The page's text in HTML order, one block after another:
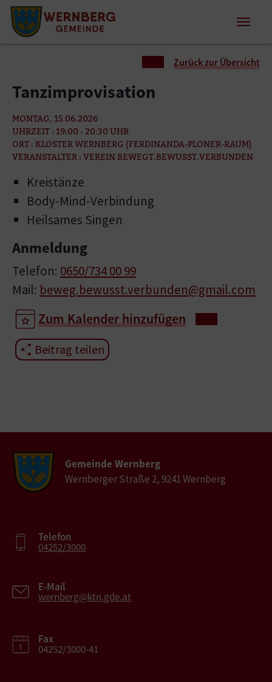
Zum Inhalt springen
Zum Seitenende springen
Zurück zur Übersicht
Tanzimprovisation
MONTAG, 15.06.2026
UHRZEIT : 19:00 - 20:30 UHR
ORT : KLOSTER WERNBERG (FERDINANDA-PLONER-RAUM)
VERANSTALTER : VEREIN BEWEGT.BEWUSST.VERBUNDEN
Kreistänze
Body-Mind-Verbindung
Heilsames Singen
Anmeldung
Telefon: 0650/734 00 99
Mail: beweg.bewusst.verbunden@gmail.com
Zum Kalender hinzufügen
Beitrag teilen
Gemeinde Wernberg
Wernberger Straße 2, 9241 Wernberg
Telefon
04252/3000
E-Mail
wernberg@ktn.gde.at
Fax
04252/3000-41